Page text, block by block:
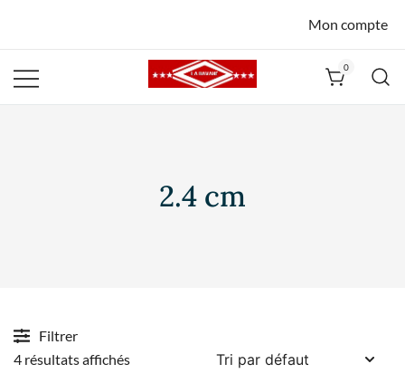
Mon compte
0
2.4 cm
Filtrer
4 résultats affichés